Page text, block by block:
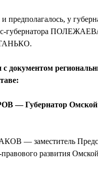
предполагалось, у
губернатора
с документом
— Губернатор Омской
— заместитель
правового развития